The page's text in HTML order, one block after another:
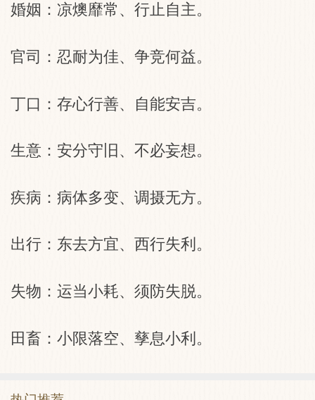
婚姻：凉燠靡常、行止自主。
官司：忍耐为佳、争竞何益。
丁口：存心行善、自能安吉。
生意：安分守旧、不必妄想。
疾病：病体多变、调摄无方。
出行：东去方宜、西行失利。
失物：运当小耗、须防失脱。
田畜：小限落空、孳息小利。